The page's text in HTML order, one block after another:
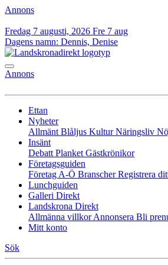
Annons
Fredag 7 augusti, 2026 Fre 7 aug
Dagens namn: Dennis, Denise
Annons
Ettan
Nyheter
Allmänt Blåljus KulturNäringsliv
Insänt
Debatt Planket Gästkrönikor
Företagsguiden
Företag A-Ö BranscherRegistrera
Lunchguiden
Galleri Direkt
Landskrona Direkt
Allmänna villkorAnnonsera Bli
Mitt konto
Sök